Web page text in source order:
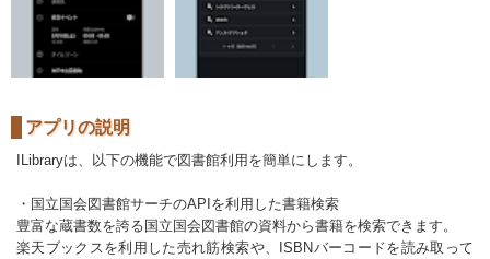
アプリの説明
ILibraryは、以下の機能で図書館利用を簡単にします。
・国立国会図書館サーチのAPIを利用した書籍検索
豊富な蔵書数を誇る国立国会図書館の資料から書籍を検索できます。
楽天ブックスを利用した売れ筋検索や、ISBNバーコードを読み取って